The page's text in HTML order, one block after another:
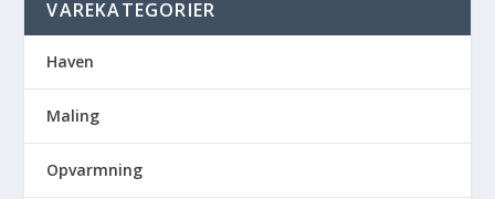
VAREKATEGORIER
Haven
Maling
Opvarmning